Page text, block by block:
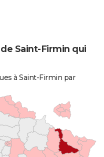
Saint-Firmin qui
à Saint-Firmin par